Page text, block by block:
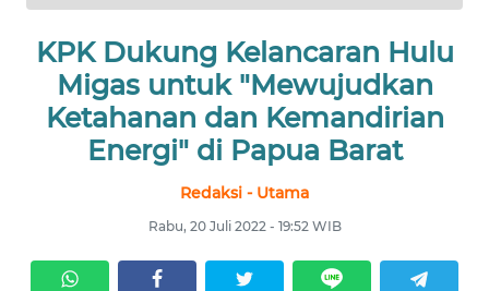
KPK Dukung Kelancaran Hulu
Migas untuk "Mewujudkan
Ketahanan dan Kemandirian
Energi" di Papua Barat
Redaksi - Utama
Rabu, 20 Juli 2022 - 19:52 WIB
UTAMA
NUSANTARA
SERBI